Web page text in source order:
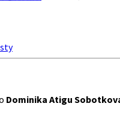
Dominika Atigu